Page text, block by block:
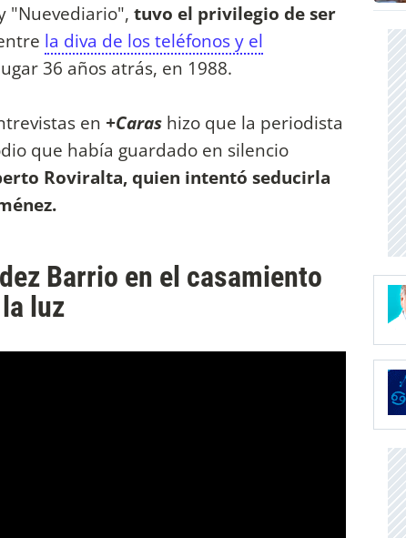
"Nuevediario", tuvo el privilegio de ser
la diva de los teléfonos y el
36 años atrás, en 1988.
en +Caras hizo que la periodista
que había guardado en silencio
Roviralta,quien intentó seducirla
Barrio en el casamiento
luz